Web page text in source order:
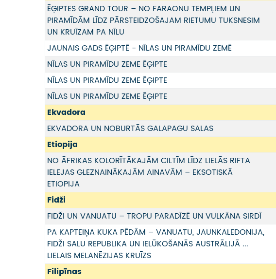
ĒĢIPTES GRAND TOUR – NO FARAONU TEMPĻIEM UN
PIRAMĪDĀM LĪDZ PĀRSTEIDZOŠAJAM RIETUMU TUKSNESIM
UN KRUĪZAM PA NĪLU
JAUNAIS GADS ĒĢIPTĒ - NĪLAS UN PIRAMĪDU ZEMĒ
NĪLAS UN PIRAMĪDU ZEME ĒĢIPTE
NĪLAS UN PIRAMĪDU ZEME ĒĢIPTE
NĪLAS UN PIRAMĪDU ZEME ĒĢIPTE
Ekvadora
EKVADORA UN NOBURTĀS GALAPAGU SALAS
Etiopija
NO ĀFRIKAS KOLORĪTĀKAJĀM CILTĪM LĪDZ LIELĀS RIFTA
IELEJAS GLEZNAINĀKAJĀM AINAVĀM – EKSOTISKĀ
ETIOPIJA
Fidži
FIDŽI UN VANUATU – TROPU PARADĪZĒ UN VULKĀNA SIRDĪ
PA KAPTEIŅA KUKA PĒDĀM – VANUATU, JAUNKALEDONIJA,
FIDŽI SALU REPUBLIKA UN IELŪKOŠANĀS AUSTRĀLIJĀ ...
LIELAIS MELANĒZIJAS KRUĪZS
Filipīnas